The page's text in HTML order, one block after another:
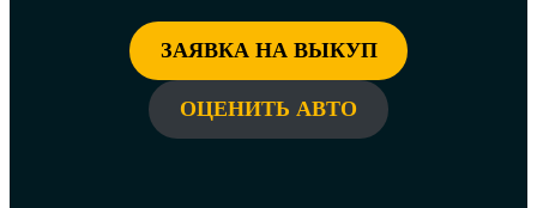
ЗАЯВКА НА ВЫКУП
ОЦЕНИТЬ АВТО